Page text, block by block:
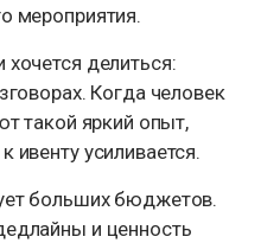
мероприятия.
делиться:
Когда человек
такой яркий опыт,
ивенту усиливается.
больших бюджетов.
и ценность